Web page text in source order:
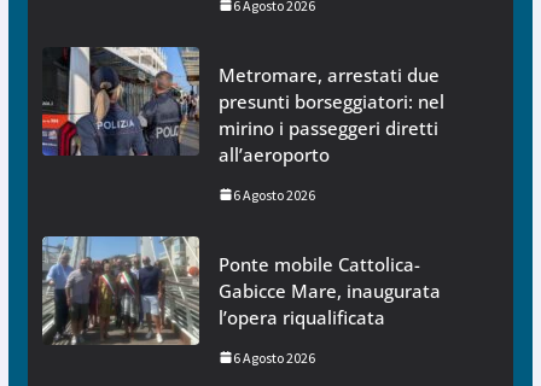
6 Agosto 2026
Metromare, arrestati due
presunti borseggiatori: nel
mirino i passeggeri diretti
all’aeroporto
6 Agosto 2026
Ponte mobile Cattolica-
Gabicce Mare, inaugurata
l’opera riqualificata
6 Agosto 2026